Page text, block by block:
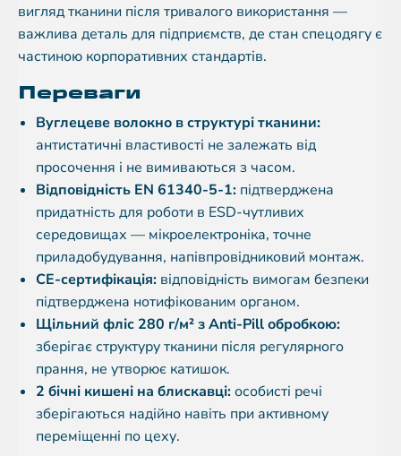
вигляд тканини після тривалого використання —
важлива деталь для підприємств, де стан спецодягу є
частиною корпоративних стандартів.
Переваги
Вуглецеве волокно в структурі тканини:
антистатичні властивості не залежать від
просочення і не вимиваються з часом.
Відповідність EN 61340-5-1: підтверджена
придатність для роботи в ESD-чутливих
середовищах — мікроелектроніка, точне
приладобудування, напівпровідниковий монтаж.
CE-сертифікація: відповідність вимогам безпеки
підтверджена нотифікованим органом.
Щільний фліс 280 г/м² з Anti-Pill обробкою:
зберігає структуру тканини після регулярного
прання, не утворює катишок.
2 бічні кишені на блискавці:особисті речі
зберігаються надійно навіть при активному
переміщенні по цеху.